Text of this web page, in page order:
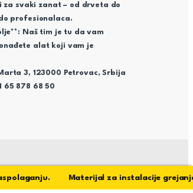
za svaki zanat – od drveta do
profesionalaca.
Naš tim je tu da vam
alat koji vam je
3, 123000 Petrovac, Srbija
65 878 68 50
Materijal za instalacije grejanja,